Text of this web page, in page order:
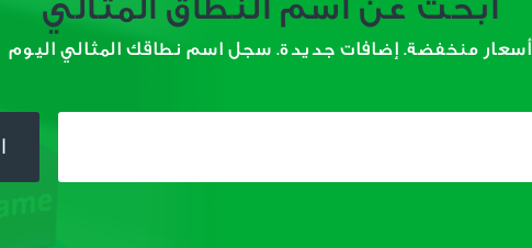
أسعار منخفضة. إضافات جديدة. سجل اسم نطاقك المثالي اليوم